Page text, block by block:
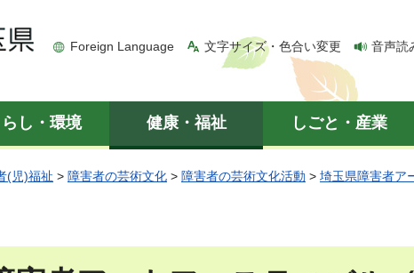
Foreign Language 文字サイズ・色合い変更 音声読
らし・環境 健康・福祉 しごと・産業
(児)福祉 > 障害者の芸術文化 > 障害者の芸術文化活動 > 埼玉県障害者ア